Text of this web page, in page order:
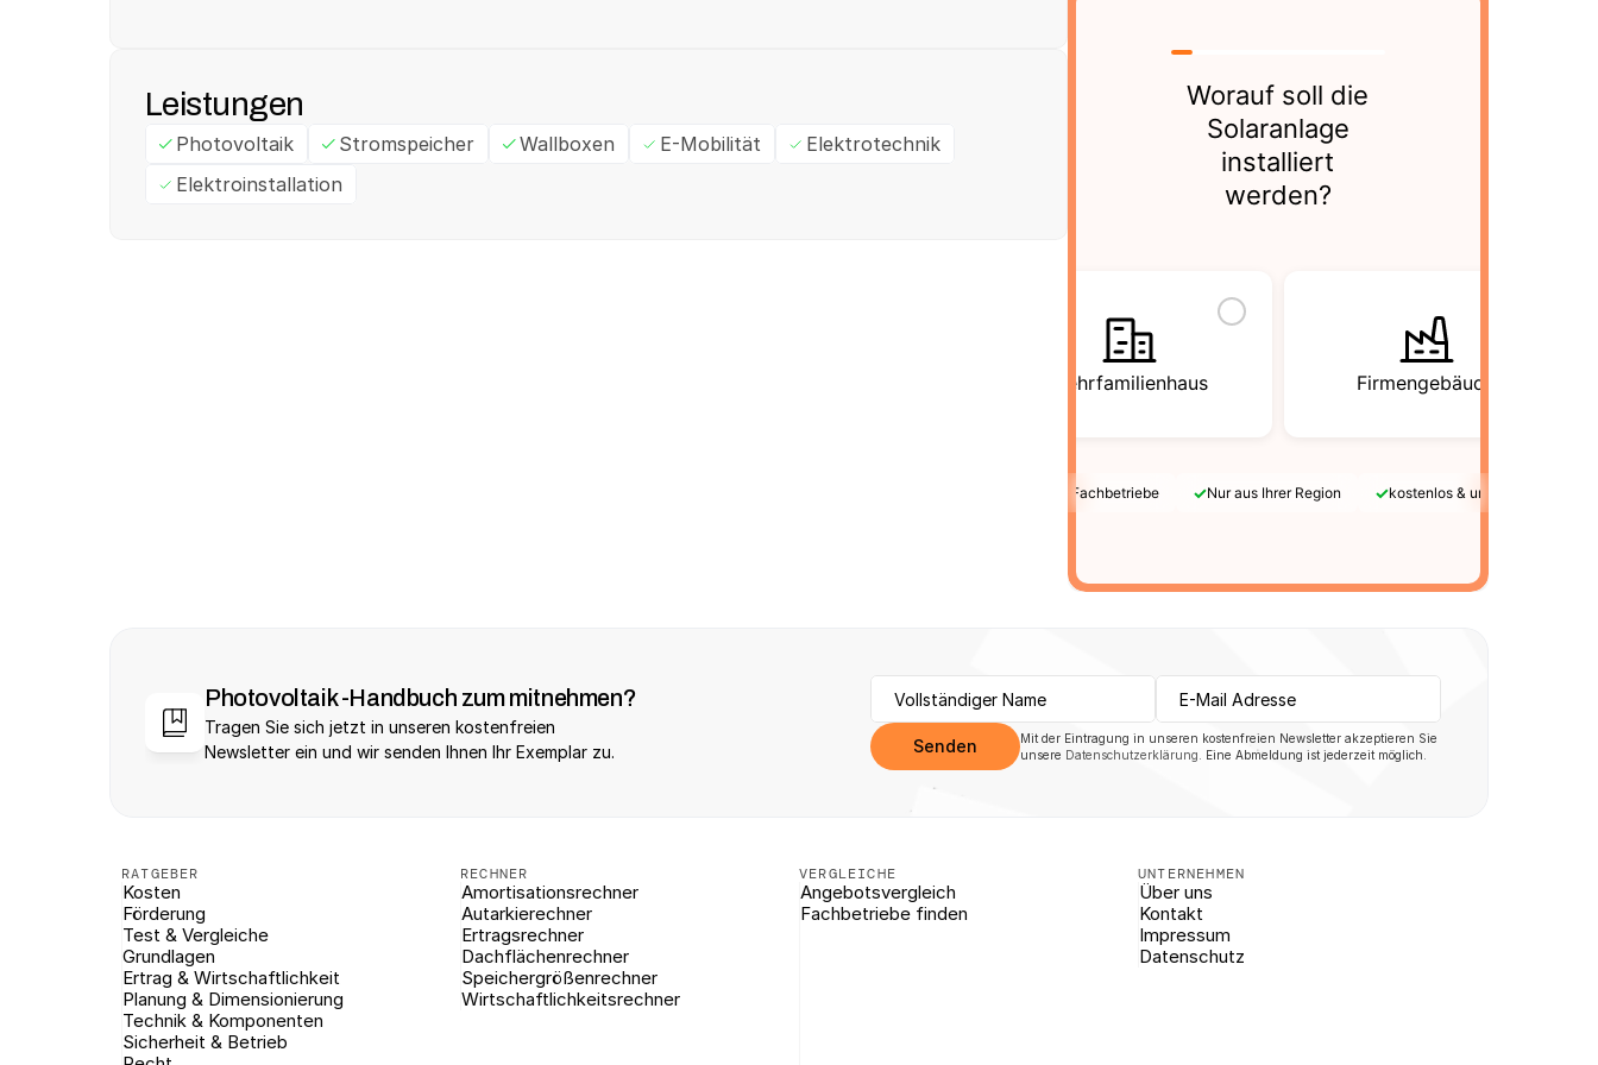
Leistungen
Photovoltaik Stromspeicher Wallboxen E-Mobilität
Elektrotechnik
Elektroinstallation
Worauf soll die
Solaranlage
installiert
werden?
Mehrfamilienhaus Firmengebäude
Geprüfte Fachbetriebe ✓Nur aus Ihrer Region ✓kostenlos & unverbindlich
Photovoltaik -Handbuch zum mitnehmen?
Tragen Sie sich jetzt in unseren kostenfreien
Newsletter ein und wir senden Ihnen Ihr Exemplar zu.
Senden
Mit der Eintragung in unseren kostenfreien Newsletter akzeptieren Sie
unsere Datenschutzerklärung . Eine Abmeldung ist jederzeit möglich.
RATGEBER
Kosten
Förderung
Test & Vergleiche
Grundlagen
Ertrag & Wirtschaftlichkeit
Planung & Dimensionierung
Technik & Komponenten
Sicherheit & Betrieb
RECHNER
Amortisationsrechner
Autarkierechner
Ertragsrechner
Dachflächenrechner
Speichergrößenrechner
Wirtschaftlichkeitsrechner
VERGLEICHE
Angebotsvergleich
Fachbetriebe finden
UNTERNEHMEN
Über uns
Kontakt
Impressum
Datenschutz